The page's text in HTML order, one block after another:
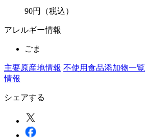
90円 （税込）
アレルギー情報
ごま
主要原産地情報 不使用食品添加物一覧
情報
シェアする